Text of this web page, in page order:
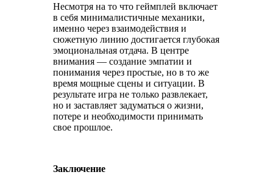
Несмотря на то что геймплей включает
в себя минималистичные механики,
именно через взаимодействия и
сюжетную линию достигается глубокая
эмоциональная отдача. В центре
внимания — создание эмпатии и
понимания через простые, но в то же
время мощные сцены и ситуации. В
результате игра не только развлекает,
но и заставляет задуматься о жизни,
потере и необходимости принимать
свое прошлое.
Заключение